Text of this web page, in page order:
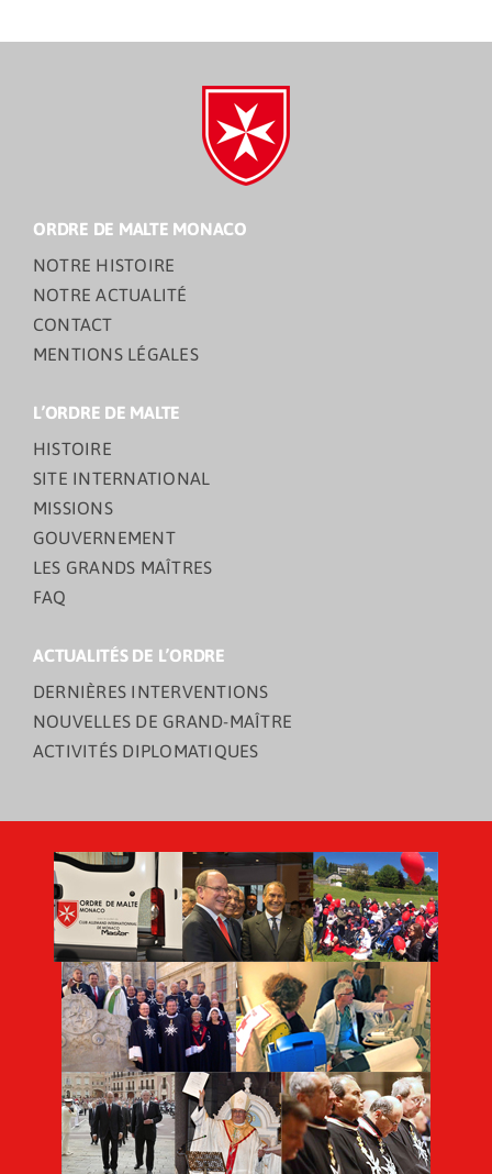
ORDRE DE MALTE MONACO
NOTRE HISTOIRE
NOTRE ACTUALITÉ
CONTACT
MENTIONS LÉGALES
L’ORDRE DE MALTE
HISTOIRE
SITE INTERNATIONAL
MISSIONS
GOUVERNEMENT
LES GRANDS MAÎTRES
FAQ
ACTUALITÉS DE L’ORDRE
DERNIÈRES INTERVENTIONS
NOUVELLES DE GRAND-MAÎTRE
ACTIVITÉS DIPLOMATIQUES